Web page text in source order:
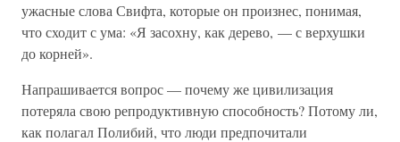
ужасные слова Свифта, которые он произнес, понимая,
что сходит с ума: «Я засохну, как дерево, — с верхушки
до корней».
Напрашивается вопрос — почему же цивилизация
потеряла свою репродуктивную способность? Потому ли,
как полагал Полибий, что люди предпочитали